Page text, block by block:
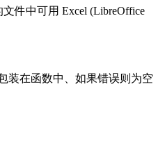
件中可用 Excel (LibreOffice
装在函数中、如果错误则为空